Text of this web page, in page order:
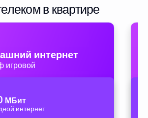
в квартире
интернет
игровой
МБит
интернет